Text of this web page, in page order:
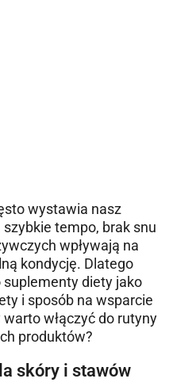
wystawia nasz
tempo, brak snu
wpływają na
kondycję. Dlatego
diety jako
i sposób na wsparcie
włączyć do rutyny
produktów?
skóry i stawów